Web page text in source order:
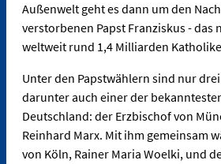
Außenwelt geht es dann um den
verstorbenen Papst Franziskus - das
weltweit rund 1,4 Milliarden
Unter den Papstwählern sind nur
darunter auch einer der
Deutschland: der Erzbischof von
Reinhard Marx. Mit ihm gemeinsam
von Köln, Rainer Maria Woelki, und